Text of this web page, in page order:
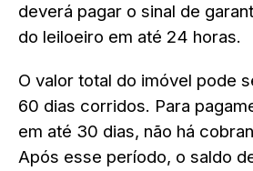
deverá pagar o sinal de
do leiloeiro em até 24 horas.
O valor total do imóvel pode
60 dias corridos. Para
em até 30 dias, não há
Após esse período, o saldo